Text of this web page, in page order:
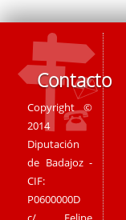
Contacto
Copyright ©
2014
Diputación
de Badajoz -
CIF:
P0600000D